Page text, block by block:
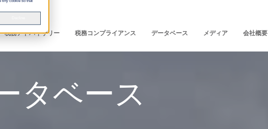
税務アドバイザリー 税務コンプライアンス データベース メディア 会社概要
タベース